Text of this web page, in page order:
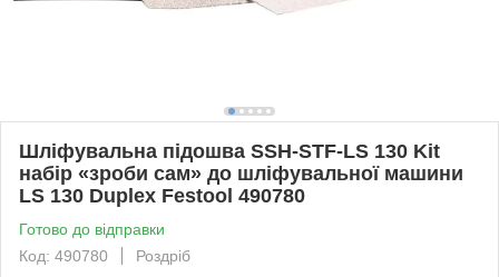
Шліфувальна підошва SSH-STF-LS 130 Kit
набір «зроби сам» до шліфувальної машини
LS 130 Duplex Festool 490780
Готово до відправки
Код: 490780
Роздріб